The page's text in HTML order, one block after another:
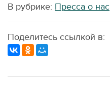
В рубрике: Пресса о нас
Поделитесь ссылкой в: